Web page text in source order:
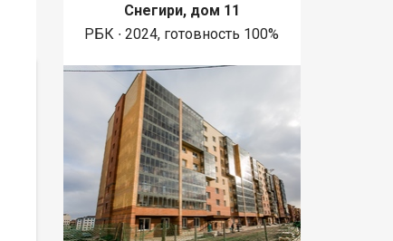
Снегири, дом 11
РБК ∙ 2024, готовность 100%